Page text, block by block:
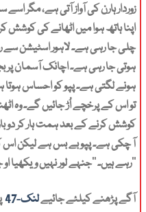
زوردار ہارن کی آواز آتی ہے، مگر
اپنا ہاتھ ہوا میں اٹھانے کی
چلی جا رہی ہے۔ لاہور اسٹیشن سے
ہوتی جا رہی ہے۔ اچانک آسمان پر
ہونے لگتی ہے۔ پپو کو احساس ہوتا ہے
تو اس کے پرخچے اُڑ جائیں گے۔ وہ
کوشش کرنے کے بعد ہمت ہار کر
آ چکی ہے۔ پپو بے بس ہے لیکن
رہے ہیں۔ ’’جنہے لور نہیں ویکھیا او جمیا نہئی‘‘
آگے پڑھنے کیلئے جائیےلنک-47